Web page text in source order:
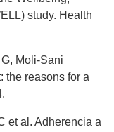
study. Health
Moli-Sani
the reasons for a
et al. Adherencia a